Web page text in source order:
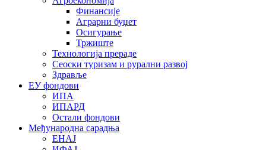
Финансије
Аграрни буџет
Осигурање
Тржиште
Технологија прераде
Сеоски туризам и рурални развој
Здравље
ЕУ фондови
ИПА
ИПАРД
Остали фондови
Међународна сарадња
ЕНАЈ